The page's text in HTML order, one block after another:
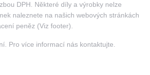
DPH. Některé díly a výrobky nelze
naleznete na našich webových stránkách
peněz (Viz footer).
Pro více informací nás kontaktujte.